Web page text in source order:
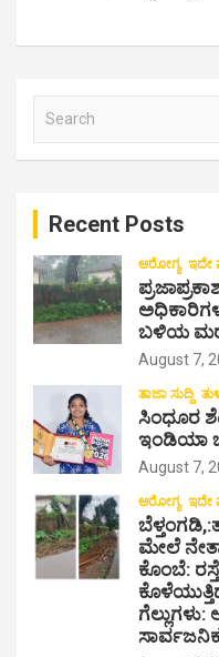
Recent Posts
ಆರೋಗ್ಯ ಇದೇ
ಬಳಿಯ
August 7,
ತಾಜಾ ಸುದ್ದಿ
ಸಿಂಧೂರ
ಇಂಡಿಯಾ
August 7,
ಆರೋಗ್ಯ ಇದೇ
ಮೇಲೆ
ಕೊಂಬೆ:
ಗೆಲ್ಲುಗಳು: